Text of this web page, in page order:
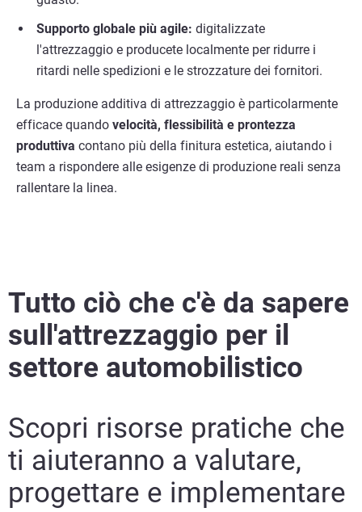
Supporto globale più agile: digitalizzate
l'attrezzaggio e producete localmente per ridurre i
ritardi nelle spedizioni e le strozzature dei fornitori.
La produzione additiva di attrezzaggio è particolarmente
efficace quando velocità, flessibilità e prontezza
produttiva contano più della finitura estetica, aiutando i
team a rispondere alle esigenze di produzione reali senza
rallentare la linea.
Tutto ciò che c'è da sapere
sull'attrezzaggio per il
settore automobilistico
Scopri risorse pratiche che
ti aiuteranno a valutare,
progettare e implementare